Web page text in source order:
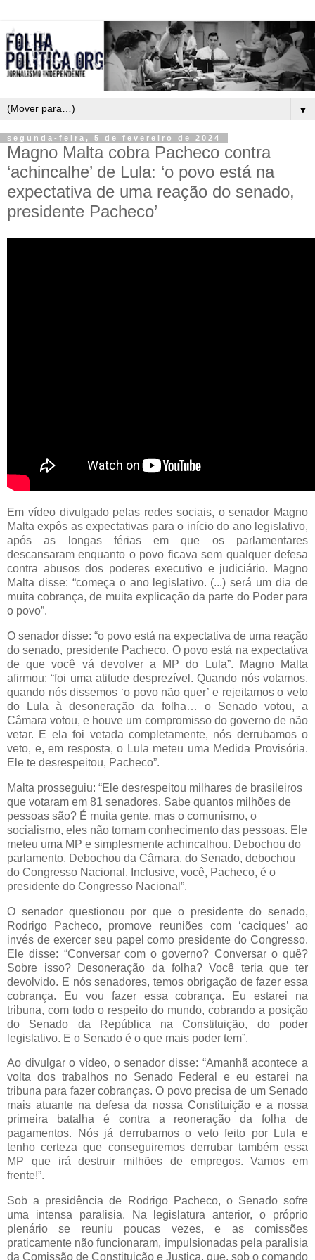
▼
segunda-feira, 5 de fevereiro de 2024
Magno Malta cobra Pacheco contra
‘achincalhe’ de Lula: ‘o povo está na
expectativa de uma reação do senado,
presidente Pacheco’
Em vídeo divulgado pelas redes sociais, o senador Magno
Malta expôs as expectativas para o início do ano legislativo,
após as longas férias em que os parlamentares
descansaram enquanto o povo ficava sem qualquer defesa
contra abusos dos poderes executivo e judiciário. Magno
Malta disse: “começa o ano legislativo. (...) será um dia de
muita cobrança, de muita explicação da parte do Poder para
o povo”.
O senador disse: “o povo está na expectativa de uma reação
do senado, presidente Pacheco. O povo está na expectativa
de que você vá devolver a MP do Lula”. Magno Malta
afirmou: “foi uma atitude desprezível. Quando nós votamos,
quando nós dissemos ‘o povo não quer’ e rejeitamos o veto
do Lula à desoneração da folha… o Senado votou, a
Câmara votou, e houve um compromisso do governo de não
vetar. E ela foi vetada completamente, nós derrubamos o
veto, e, em resposta, o Lula meteu uma Medida Provisória.
Ele te desrespeitou, Pacheco”.
Malta prosseguiu: “Ele desrespeitou milhares de brasileiros
que votaram em 81 senadores. Sabe quantos milhões de
pessoas são? É muita gente, mas o comunismo, o
socialismo, eles não tomam conhecimento das pessoas. Ele
meteu uma MP e simplesmente achincalhou. Debochou do
parlamento. Debochou da Câmara, do Senado, debochou
do Congresso Nacional. Inclusive, você, Pacheco, é o
presidente do Congresso Nacional”.
O senador questionou por que o presidente do senado,
Rodrigo Pacheco, promove reuniões com ‘caciques’ ao
invés de exercer seu papel como presidente do Congresso.
Ele disse: “Conversar com o governo? Conversar o quê?
Sobre isso? Desoneração da folha? Você teria que ter
devolvido. E nós senadores, temos obrigação de fazer essa
cobrança. Eu vou fazer essa cobrança. Eu estarei na
tribuna, com todo o respeito do mundo, cobrando a posição
do Senado da República na Constituição, do poder
legislativo. E o Senado é o que mais poder tem”.
Ao divulgar o vídeo, o senador disse: “Amanhã acontece a
volta dos trabalhos no Senado Federal e eu estarei na
tribuna para fazer cobranças. O povo precisa de um Senado
mais atuante na defesa da nossa Constituição e a nossa
primeira batalha é contra a reoneração da folha de
pagamentos. Nós já derrubamos o veto feito por Lula e
tenho certeza que conseguiremos derrubar também essa
MP que irá destruir milhões de empregos. Vamos em
frente!”.
Sob a presidência de Rodrigo Pacheco, o Senado sofre
uma intensa paralisia. Na legislatura anterior, o próprio
plenário se reuniu poucas vezes, e as comissões
praticamente não funcionaram, impulsionadas pela paralisia
da Comissão de Constituição e Justiça, que, sob o comando